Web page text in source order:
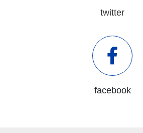
twitter
facebook